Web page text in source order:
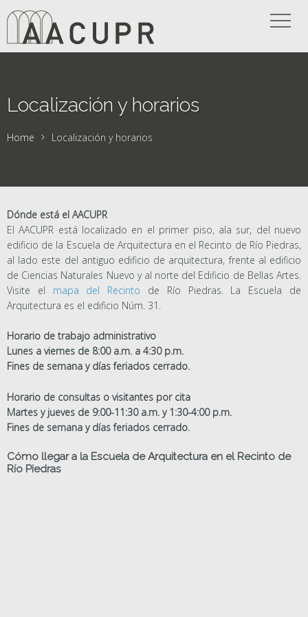
Localización y horarios
Home Localización y horarios
Dónde está el AACUPR
El AACUPR está localizado en el primer piso, ala sur, del nuevo
edificio de la Escuela de Arquitectura en el Recinto de Río Piedras,
al lado este del antiguo edificio de arquitectura, frente al edificio
de Ciencias Naturales Nuevo y al norte del Edificio de Bellas Artes.
Visite el mapa del Recinto de Río Piedras. La Escuela de
Arquitectura es el edificio Núm. 31.
Horario de trabajo administrativo
Lunes a viernes de 8:00 a.m. a 4:30 p.m.
Fines de semana y días feriados cerrado.
Horario de consultas o visitantes por cita
Martes y jueves de 9:00-11:30 a.m. y 1:30-4:00 p.m.
Fines de semana y días feriados cerrado.
Cómo llegar a la Escuela de Arquitectura en el Recinto de
Río Piedras